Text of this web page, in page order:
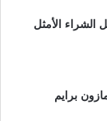
الشراء الأمثل
برايم